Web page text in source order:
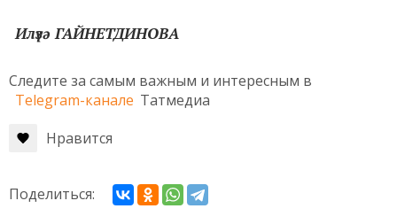
Илүзә ГАЙНЕТДИНОВА
Следите за самым важным и интересным в
Telegram-канале Татмедиа
Нравится
Поделиться: